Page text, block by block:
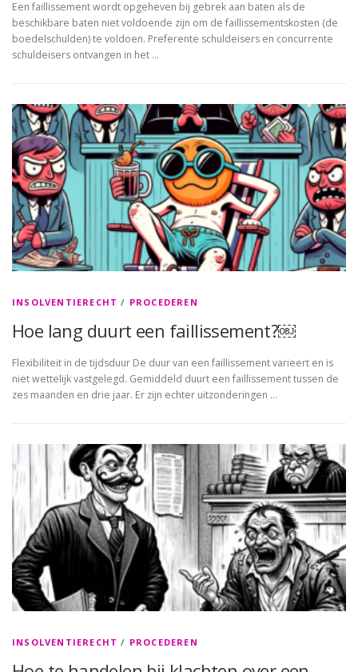
Een faillissement wordt opgeheven bij gebrek aan baten als de
beschikbare baten niet voldoende zijn om de faillissementskosten (de
boedelschulden) te voldoen. Preferente schuldeisers en concurrente
schuldeisers ontvangen in het …
INSOLVENTIERECHT / PROCEDEREN
Hoe lang duurt een faillissement?￼
Flexibiliteit in de tijdsduur De duur van een faillissement varieert en is
niet wettelijk vastgelegd. Gemiddeld duurt een faillissement tussen de
zes maanden en drie jaar. Er zijn echter uitzonderingen …
INSOLVENTIERECHT / PROCEDEREN